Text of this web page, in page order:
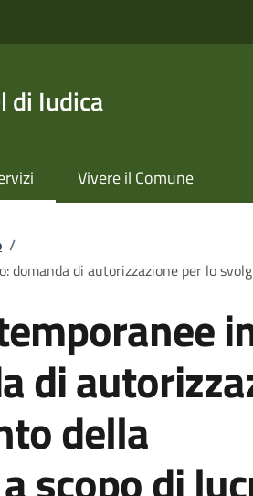
di Iudica
Vivere il Comune
/
domanda di autorizzazione per lo
di
della